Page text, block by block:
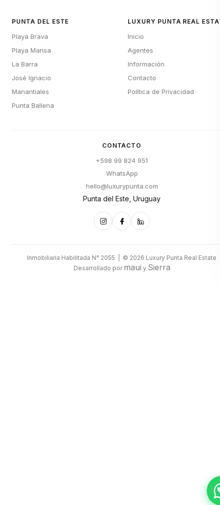
PUNTA DEL ESTE
Playa Brava
Playa Mansa
La Barra
José Ignacio
Manantiales
Punta Ballena
LUXURY PUNTA REAL
Inicio
Agentes
Información
Contacto
Política de Privacidad
CONTACTO
+598 99 824 951
WhatsApp
hello@luxurypunta.com
Punta del Este, Uruguay
Inmobiliaria Habilitada N° 2055 | © 2026 Luxury Punta Real Estate
Desarrollado por maui y Sierra